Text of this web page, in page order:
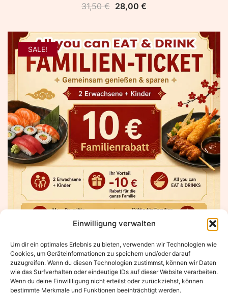
Einwilligung verwalten
Um dir ein optimales Erlebnis zu bieten, verwenden wir Technologien wie
Cookies, um Geräteinformationen zu speichern und/oder darauf
zuzugreifen. Wenn du diesen Technologien zustimmst, können wir Daten
wie das Surfverhalten oder eindeutige IDs auf dieser Website verarbeiten.
Wenn du deine Einwillligung nicht erteilst oder zurückziehst, können
bestimmte Merkmale und Funktionen beeinträchtigt werden.
31,50€ Ursprünglicher
war:
31,50 €
28,00 €
ist:
28,00 €.
SALE!
Familien-Ticket für 2 Erwachsene + Kinder
63,00€ Ursprünglicher
Preis
53,00€Aktueller
Preis